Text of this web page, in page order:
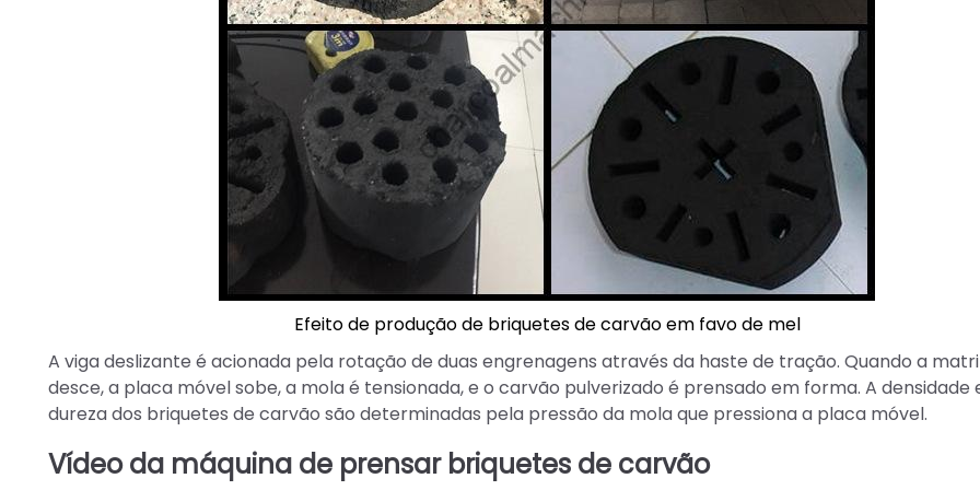
Efeito de produção de briquetes de carvão em favo de mel
A viga deslizante é acionada pela rotação de duas engrenagens através da haste de tração. Quando a
desce, a placa móvel sobe, a mola é tensionada, e o carvão pulverizado é prensado em forma. A densidade
dureza dos briquetes de carvão são determinadas pela pressão da mola que pressiona a placa móvel.
Vídeo da máquina de prensar briquetes de carvão